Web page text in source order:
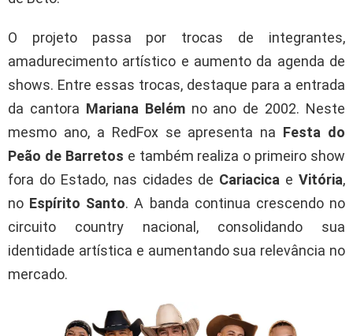
O projeto passa por trocas de integrantes,
amadurecimento artístico e aumento da agenda de
shows. Entre essas trocas, destaque para a entrada
da cantora Mariana Belémno ano de 2002. Neste
mesmo ano, a RedFox se apresenta na Festa do
Peão de Barretos e também realiza o primeiro show
fora do Estado, nas cidades de Cariacica e Vitória,
no Espírito Santo. A banda continua crescendo no
circuito country nacional, consolidando sua
identidade artística e aumentando sua relevância no
mercado.